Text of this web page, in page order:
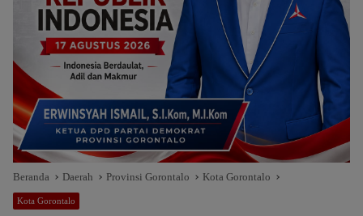
Beranda Daerah Provinsi Gorontalo Kota Gorontalo
Kota Gorontalo